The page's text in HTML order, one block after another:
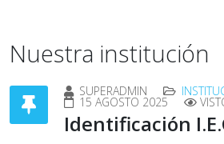
Nuestra institución
SUPERADMIN
15 AGOSTO 2025
Identificación